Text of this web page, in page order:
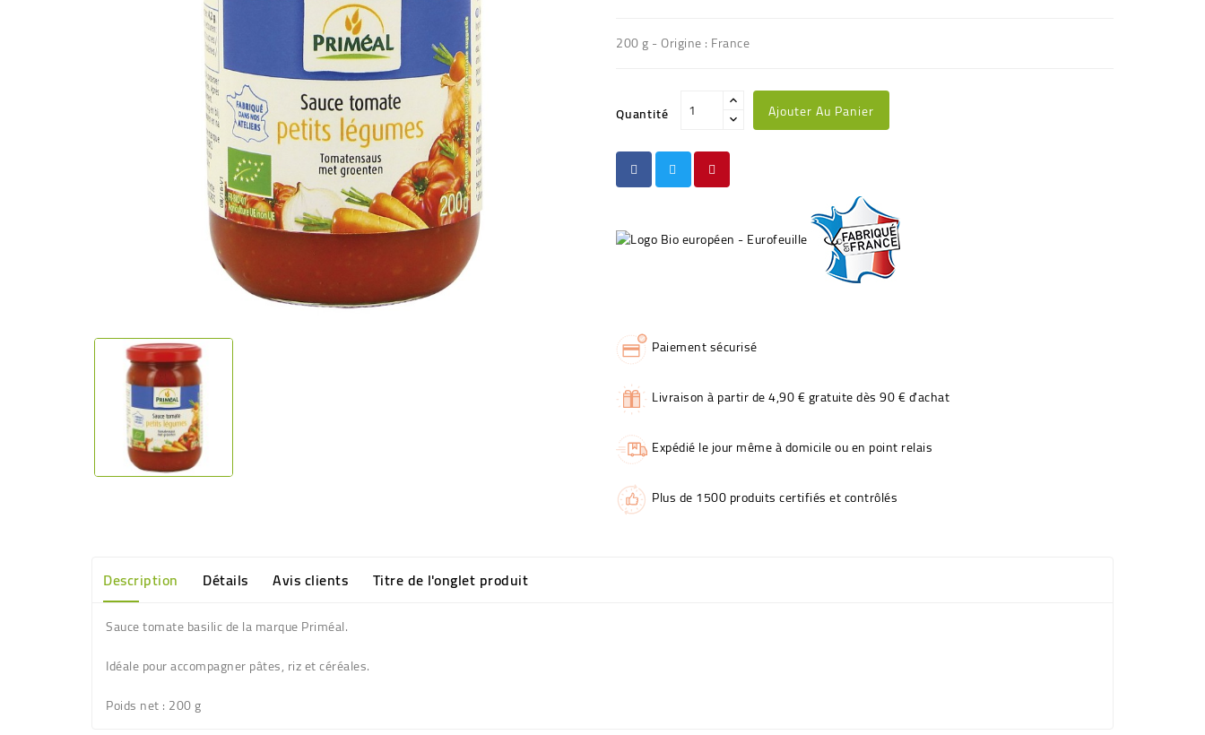
200 g - Origine : France
Quantité Ajouter Au Panier
Paiement sécurisé
Livraison à partir de 4,90 € gratuite dès 90 € d'achat
Expédié le jour même à domicile ou en point relais
Plus de 1500 produits certifiés et contrôlés
Description Détails Avis clients Titre de l'onglet produit
Sauce tomate basilic de la marque Priméal.
Idéale pour accompagner pâtes, riz et céréales.
Poids net: 200 g